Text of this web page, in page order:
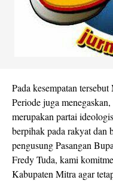
Pada kesempatan
Periode juga
merupakan partai
berpihak pada rakyat dan
pengusung Pasangan
Fredy Tuda, kami
Kabupaten Mitra agar